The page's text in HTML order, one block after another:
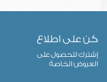
كن على اطلاع
إشترك للحصول على
العروض الخاصة